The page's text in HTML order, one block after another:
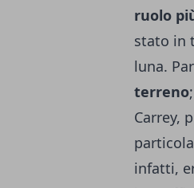
ruolo
stato in
luna.
terreno
Carrey,
infatti,